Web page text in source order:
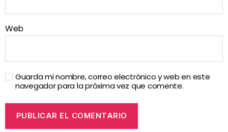
Web
Guarda mi nombre, correo electrónico y web en este
navegador para la próxima vez que comente.